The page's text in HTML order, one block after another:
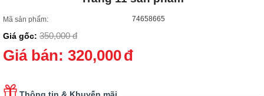
Mã sản phẩm: 74658665
Giá gốc: 350,000 đ
Giá bán: 320,000đ